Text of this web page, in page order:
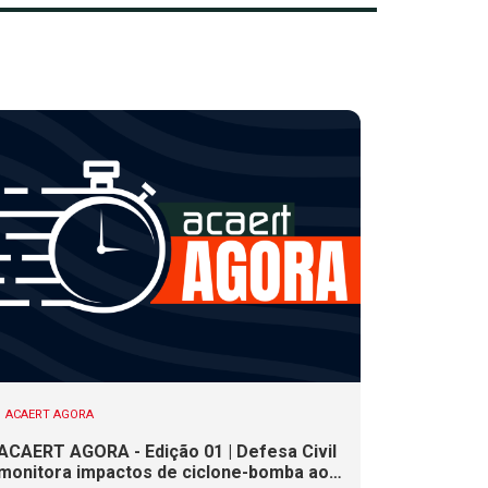
ACAERT AGORA
AGORA - Edição 01 | Defesa Civil
impactos de ciclone-bomba ao